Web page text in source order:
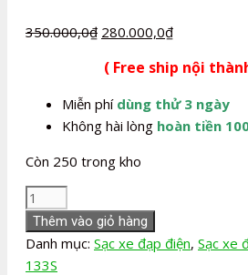
350.000,0₫ Giá
là:
350.000,0₫.
280.000,0₫Giá
tại
là:
280.000,0₫.
( Free ship nội
Miễn phí dùng thử 3 ngày
Không hài lòng hoàn tiền
Còn 250 trong kho
Sạc
xe
đạp
điện
Thêm vào giỏ hàng
Danh mục: Sạc xe đạp điện, Sạc xe
133S